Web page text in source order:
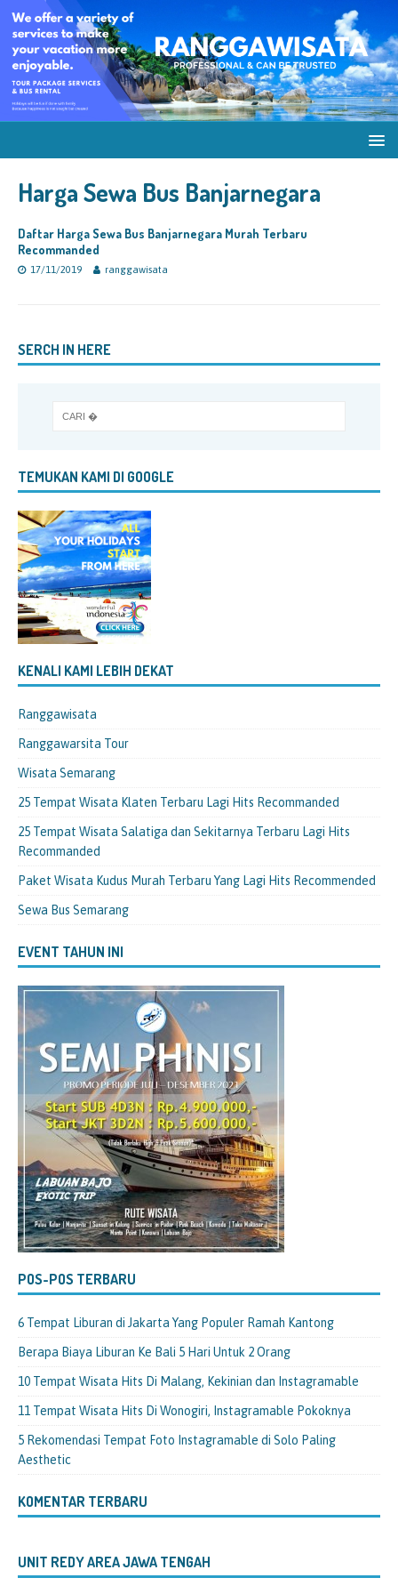
Harga Sewa Bus Banjarnegara
Daftar Harga Sewa Bus Banjarnegara Murah Terbaru
Recommanded
17/11/2019 ranggawisata
SERCH IN HERE
TEMUKAN KAMI DI GOOGLE
KENALI KAMI LEBIH DEKAT
Ranggawisata
Ranggawarsita Tour
Wisata Semarang
25 Tempat Wisata Klaten Terbaru Lagi Hits Recommanded
25 Tempat Wisata Salatiga dan Sekitarnya Terbaru Lagi Hits
Recommanded
Paket Wisata Kudus Murah Terbaru Yang Lagi Hits Recommended
Sewa Bus Semarang
EVENT TAHUN INI
POS-POS TERBARU
6 Tempat Liburan di Jakarta Yang Populer Ramah Kantong
Berapa Biaya Liburan Ke Bali 5 Hari Untuk 2 Orang
10 Tempat Wisata Hits Di Malang, Kekinian dan Instagramable
11 Tempat Wisata Hits Di Wonogiri, Instagramable Pokoknya
5 Rekomendasi Tempat Foto Instagramable di Solo Paling
Aesthetic
KOMENTAR TERBARU
UNIT REDY AREA JAWA TENGAH